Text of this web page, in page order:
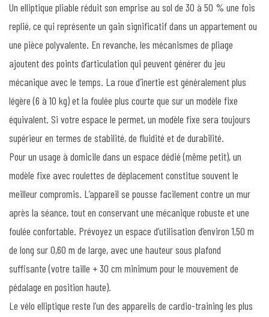
Un elliptique pliable réduit son emprise au sol de 30 à 50 % une fois
replié, ce qui représente un gain significatif dans un appartement ou
une pièce polyvalente. En revanche, les mécanismes de pliage
ajoutent des points d’articulation qui peuvent générer du jeu
mécanique avec le temps. La roue d’inertie est généralement plus
légère (6 à 10 kg) et la foulée plus courte que sur un modèle fixe
équivalent. Si votre espace le permet, un modèle fixe sera toujours
supérieur en termes de stabilité, de fluidité et de durabilité.
Pour un usage à domicile dans un espace dédié (même petit), un
modèle fixe avec roulettes de déplacement constitue souvent le
meilleur compromis. L’appareil se pousse facilement contre un mur
après la séance, tout en conservant une mécanique robuste et une
foulée confortable. Prévoyez un espace d’utilisation d’environ 1,50 m
de long sur 0,60 m de large, avec une hauteur sous plafond
suffisante (votre taille + 30 cm minimum pour le mouvement de
pédalage en position haute).
Le vélo elliptique reste l’un des appareils de cardio-training les plus